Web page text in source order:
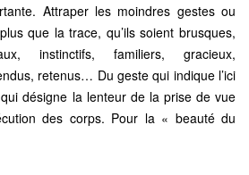
Attraper les moindres gestes ou
que la trace, qu’ils soient brusques,
instinctifs, familiers, gracieux,
retenus… Du geste qui indique l’ici
désigne la lenteur de la prise de vue
des corps. Pour la « beauté du